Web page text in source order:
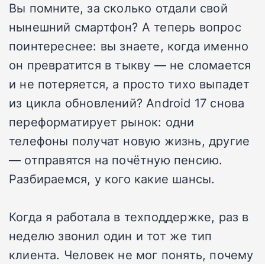
Вы помните, за сколько отдали свой
нынешний смартфон? А теперь вопрос
поинтереснее: вы знаете, когда именно
он превратится в тыкву — не сломается
и не потеряется, а просто тихо выпадет
из цикла обновлений? Android 17 снова
переформатирует рынок: одни
телефоны получат новую жизнь, другие
— отправятся на почётную пенсию.
Разбираемся, у кого какие шансы.
Когда я работала в техподдержке, раз в
неделю звонил один и тот же тип
клиента. Человек не мог понять, почему